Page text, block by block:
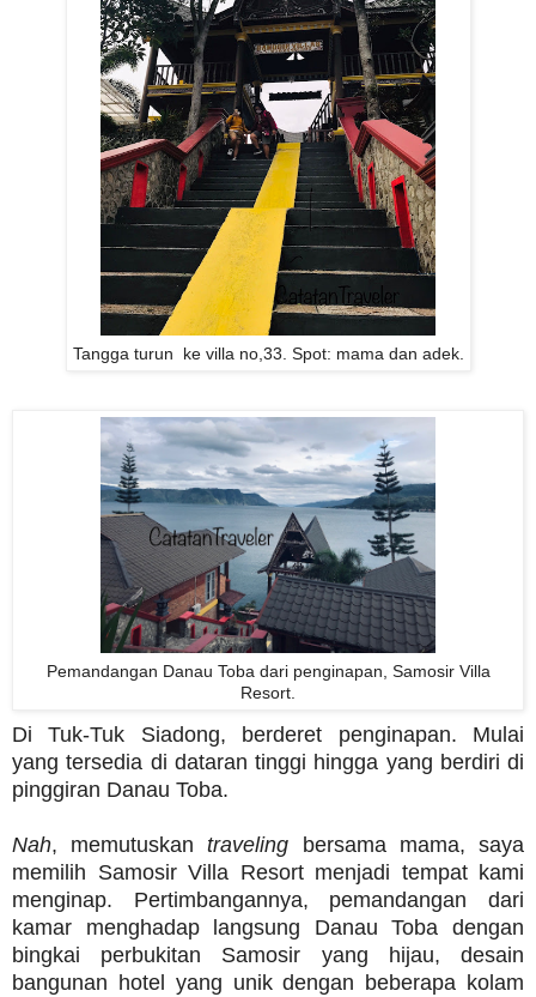
Tangga turun ke villa no,33. Spot: mama dan adek.
Pemandangan Danau Toba dari penginapan, Samosir Villa
Resort.
Di Tuk-Tuk Siadong, berderet penginapan. Mulai
yang tersedia di dataran tinggi hingga yang berdiri di
pinggiran Danau Toba.
Nah, memutuskantraveling bersama mama, saya
memilih Samosir Villa Resort menjadi tempat kami
menginap. Pertimbangannya, pemandangan dari
kamar menghadap langsung Danau Toba dengan
bingkai perbukitan Samosir yang hijau, desain
bangunan hotel yang unik dengan beberapa kolam